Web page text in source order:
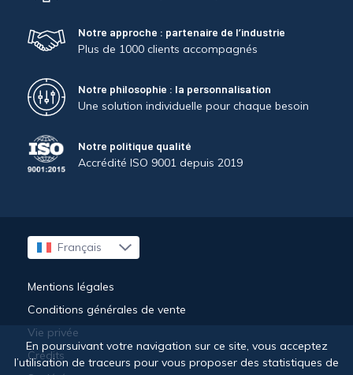
Notre approche : partenaire de l’industrie
Plus de 1000 clients accompagnés
Notre philosophie : la personnalisation
Une solution individuelle pour chaque besoin
Notre politique qualité
Accrédité ISO 9001 depuis 2019
Français
English
Mentions légales
Conditions générales de vente
Vie privée
Crédits
En poursuivant votre navigation sur ce site, vous acceptez
l’utilisation de traceurs pour vous proposer des statistiques de